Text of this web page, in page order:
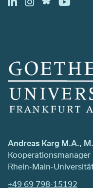
Andreas Karg M.A.,
Kooperationsmanager
Rhein-Main-
+49 69 798-15192